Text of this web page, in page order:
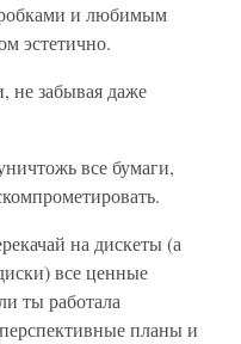
и любимым
эстетично.
забывая даже
все бумаги,
на дискеты (а
все ценные
ты работала
планы и